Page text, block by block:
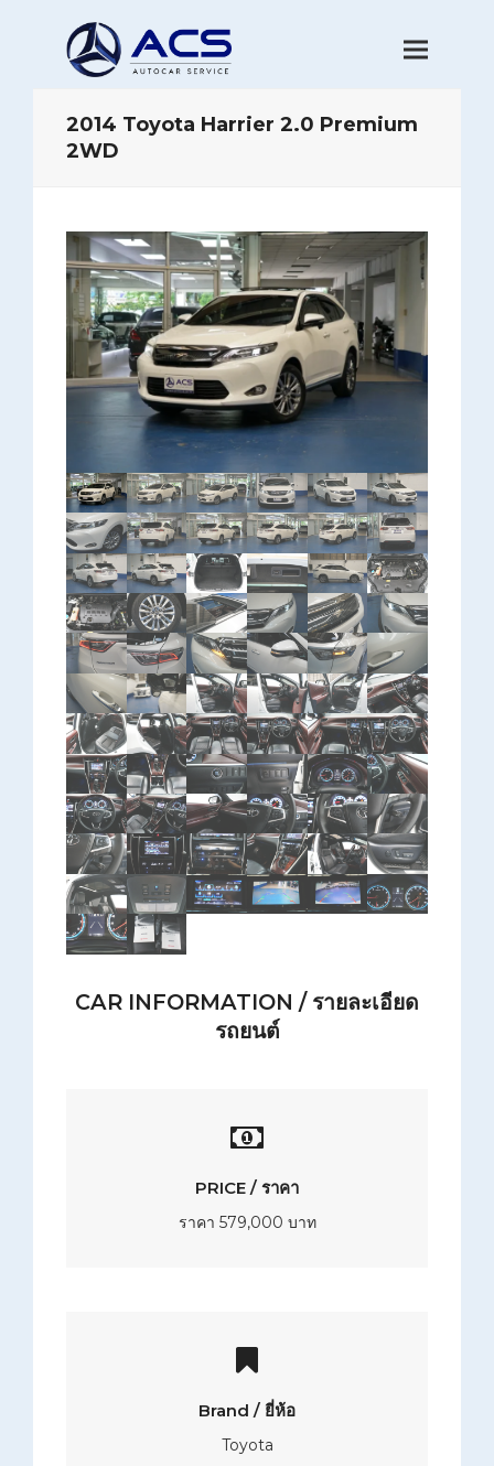
2014 Toyota Harrier 2.0 Premium
2WD
CAR INFORMATION / รายละเอียด
รถยนต์
PRICE / ราคา
ราคา 579,000 บาท
Brand / ยี่ห้อ
Toyota